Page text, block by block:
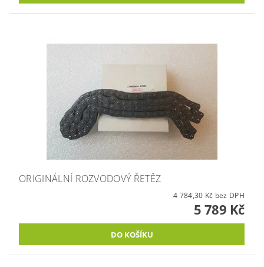
ORIGINÁLNÍ ROZVODOVÝ ŘETĚZ
4 784,30 Kč bez DPH
5 789 Kč